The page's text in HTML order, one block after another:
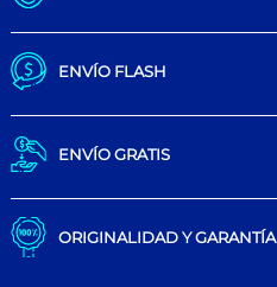
ENVÍO FLASH
ENVÍO GRATIS
ORIGINALIDAD Y GARANTÍA